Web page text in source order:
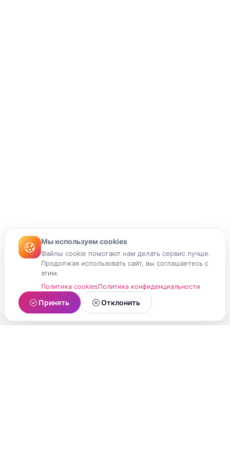
Мы используем cookies
Файлы cookie помогают нам делать сервис лучше.
Продолжая использовать сайт, вы соглашаетесь с
этим.
Политика cookiesПолитика конфиденциальности
Принять Отклонить